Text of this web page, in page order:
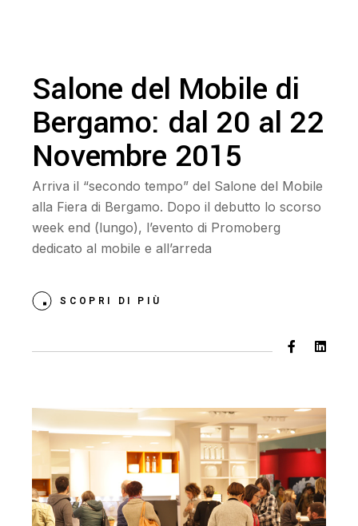
Salone del Mobile di
Bergamo: dal 20 al 22
Novembre 2015
Arriva il “secondo tempo” del Salone del Mobile
alla Fiera di Bergamo. Dopo il debutto lo scorso
week end (lungo), l’evento di Promoberg
dedicato al mobile e all’arreda
SCOPRI DI PIÙ